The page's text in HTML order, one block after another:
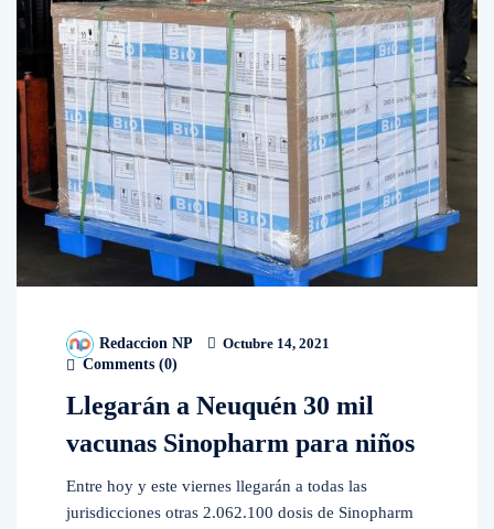
Redaccion NP
Octubre 14, 2021
Comments (0)
Llegarán a Neuquén 30 mil
vacunas Sinopharm para niños
Entre hoy y este viernes llegarán a todas las
jurisdicciones otras 2.062.100 dosis de Sinopharm